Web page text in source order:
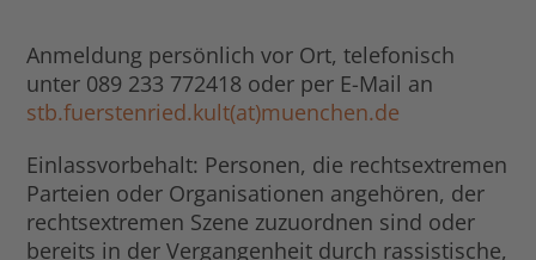
Anmeldung persönlich vor Ort, telefonisch
unter 089 233 772418 oder per E-Mail an
stb.fuerstenried.kult(at)muenchen.de
Einlassvorbehalt: Personen, die rechtsextremen
Parteien oder Organisationen angehören, der
rechtsextremen Szene zuzuordnen sind oder
bereits in der Vergangenheit durch rassistische,